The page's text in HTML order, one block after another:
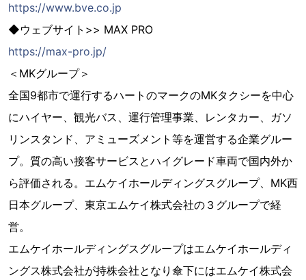
https://www.bve.co.jp
◆ウェブサイト>> MAX PRO
https://max-pro.jp/
＜MKグループ＞
全国9都市で運行するハートのマークのMKタクシーを中心
にハイヤー、観光バス、運行管理事業、レンタカー、ガソ
リンスタンド、アミューズメント等を運営する企業グルー
プ。質の高い接客サービスとハイグレード車両で国内外か
ら評価される。エムケイホールディングスグループ、MK西
日本グループ、東京エムケイ株式会社の３グループで経
営。
エムケイホールディングスグループはエムケイホールディ
ングス株式会社が持株会社となり傘下にはエムケイ株式会